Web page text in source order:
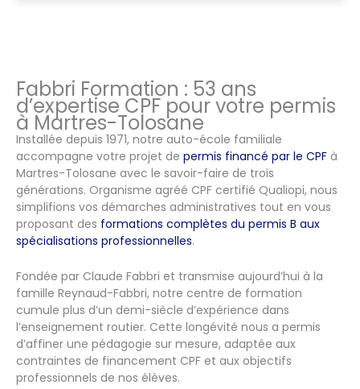
Fabbri Formation : 53 ans
d’expertise CPF pour votre permis
à Martres-Tolosane
Installée depuis 1971, notre auto-école familiale
accompagne votre projet de permis financé par le CPF à
Martres-Tolosane avec le savoir-faire de trois
générations. Organisme agréé CPF certifié Qualiopi, nous
simplifions vos démarches administratives tout en vous
proposant des formations complètes du permis B aux
spécialisations professionnelles.
Fondée par Claude Fabbri et transmise aujourd’hui à la
famille Reynaud-Fabbri, notre centre de formation
cumule plus d’un demi-siècle d’expérience dans
l’enseignement routier. Cette longévité nous a permis
d’affiner une pédagogie sur mesure, adaptée aux
contraintes de financement CPF et aux objectifs
professionnels de nos élèves.